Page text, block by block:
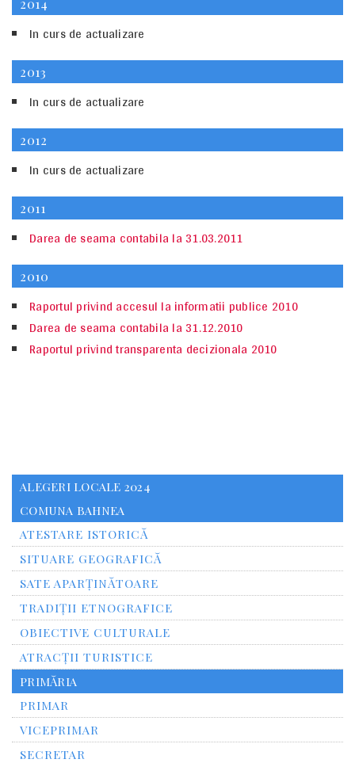
2014
In curs de actualizare
2013
In curs de actualizare
2012
In curs de actualizare
2011
Darea de seama contabila la 31.03.2011
2010
Raportul privind accesul la informatii publice 2010
Darea de seama contabila la 31.12.2010
Raportul privind transparenta decizionala 2010
ALEGERI LOCALE 2024
COMUNA BAHNEA
ATESTARE ISTORICĂ
SITUARE GEOGRAFICĂ
SATE APARȚINĂTOARE
TRADIȚII ETNOGRAFICE
OBIECTIVE CULTURALE
ATRACȚII TURISTICE
PRIMĂRIA
PRIMAR
VICEPRIMAR
SECRETAR